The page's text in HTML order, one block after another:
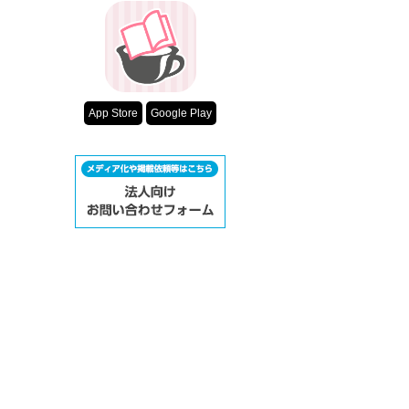
App Store Google Play